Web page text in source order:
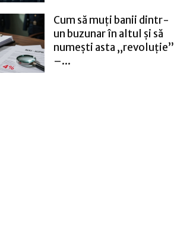
Cum să muți banii dintr-
un buzunar în altul și să
numești asta „revoluție”
–...